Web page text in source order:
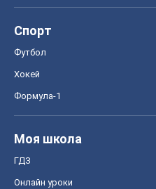
Спорт
Футбол
Хокей
Формула-1
Моя школа
ГДЗ
Онлайн уроки